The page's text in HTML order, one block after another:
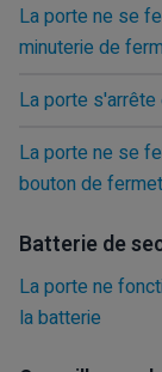
La porte ne se
minuterie de
La porte
La porte ne se
bouton de
Batterie de
La porte ne
la batterie